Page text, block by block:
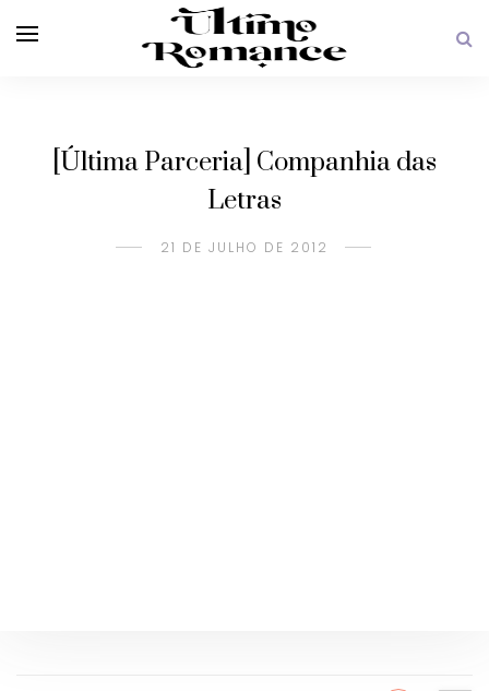
[Última Parceria] Companhia das
Letras
21 DE JULHO DE 2012